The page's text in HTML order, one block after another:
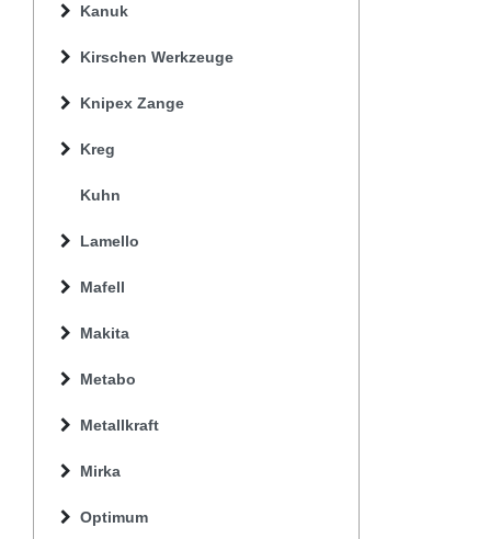
Kanuk
Kirschen Werkzeuge
Knipex Zange
Kreg
Kuhn
Lamello
Mafell
Makita
Metabo
Metallkraft
Mirka
Optimum